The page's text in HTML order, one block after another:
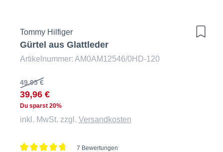
Tommy Hilfiger
Gürtel aus Glattleder
Artikelnummer: AM0AM12546/0HD-120
49,95 €
39,96 €
Du sparst 20%
inkl. MwSt. zzgl. Versandkosten
7 Bewertungen